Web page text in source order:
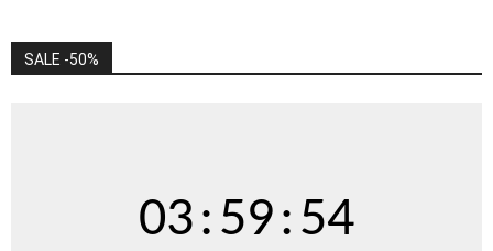
SALE -50%
03:59:53